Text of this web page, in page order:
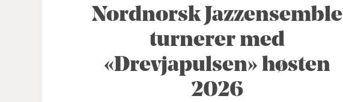
Nordnorsk Jazzensemble
turnerer med
«Drevjapulsen» høsten
2026